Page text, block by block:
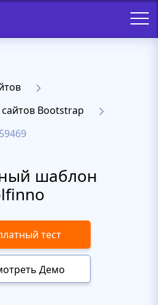
Bootstrap
59469
шаблон
тест
Демо